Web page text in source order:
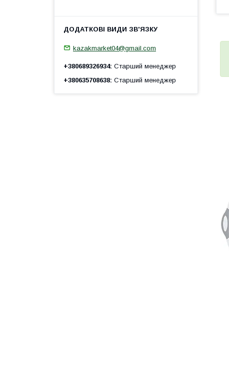
kazakmarket04@gmail.com
+380689326934 Старший менеджер
+380635708638 Старший менеджер